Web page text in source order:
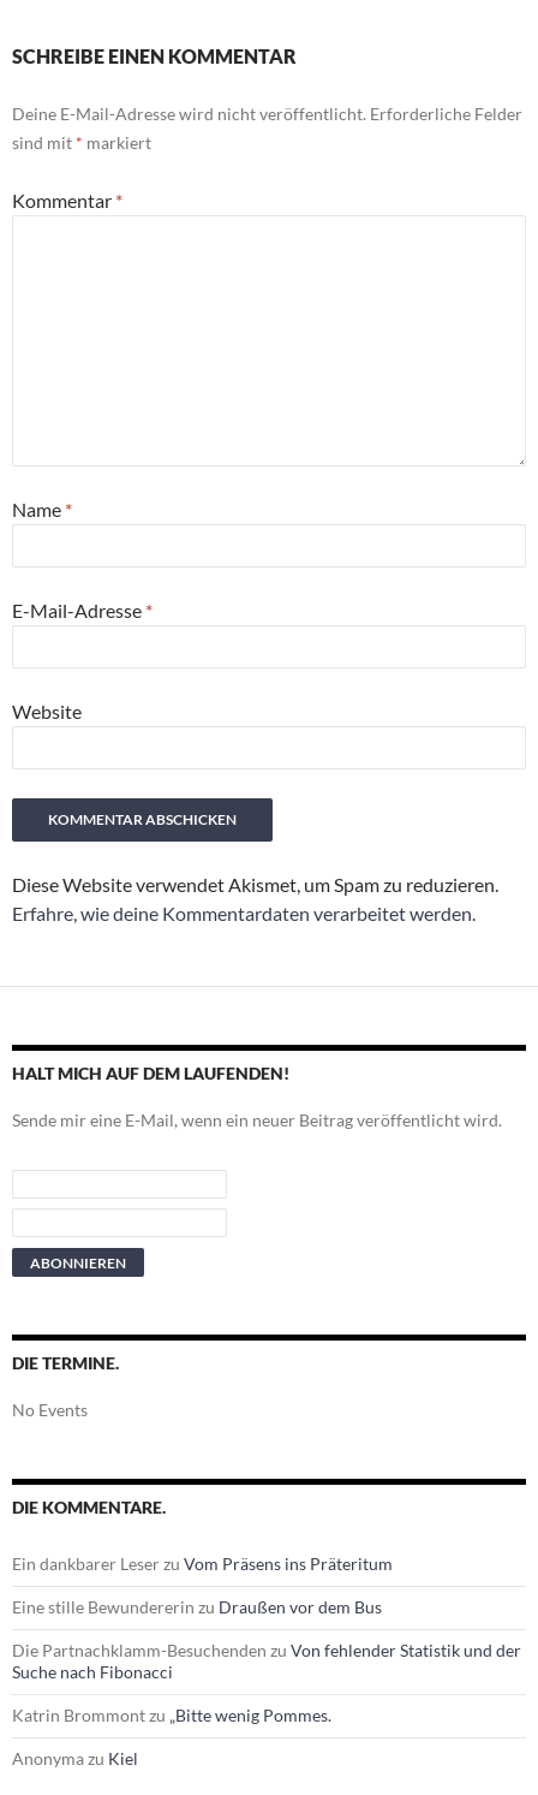
SCHREIBE EINEN KOMMENTAR
Deine E-Mail-Adresse wird nicht veröffentlicht. Erforderliche Felder
sind mit * markiert
Kommentar *
Name *
E-Mail-Adresse *
Website
Diese Website verwendet Akismet, um Spam zu reduzieren.
Erfahre, wie deine Kommentardaten verarbeitet werden.
HALT MICH AUF DEM LAUFENDEN!
Sende mir eine E-Mail, wenn ein neuer Beitrag veröffentlicht wird.
DIE TERMINE.
No Events
DIE KOMMENTARE.
Ein dankbarer Leserzu Vom Präsens ins Präteritum
Eine stille Bewundererin zu Draußen vor dem Bus
Die Partnachklamm-Besuchenden zu Von fehlender Statistik und der
Suche nach Fibonacci
Katrin Brommontzu „Bitte wenig Pommes.
Anonymazu Kiel